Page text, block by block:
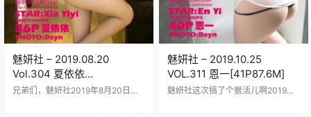
魅妍社 – 2019.08.20
Vol.304 夏依依
[36+1P122M]
兄弟们，魅妍社2019年8月20日那
魅妍社 – 2019.10.25
VOL.311 恩一[41P87.6M]
魅妍社这次搞了个狠活儿啊2019年1